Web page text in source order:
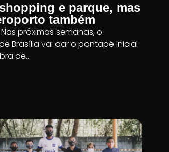
e parque, mas
também
Nas próximas semanas, o
Brasília vai dar o pontapé inicial
de...